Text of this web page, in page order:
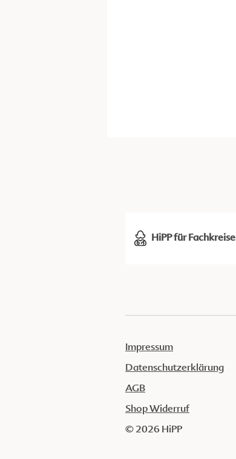
HiPP für Fachkreise
Impressum
Datenschutzerklärung
AGB
Shop Widerruf
© 2026 HiPP